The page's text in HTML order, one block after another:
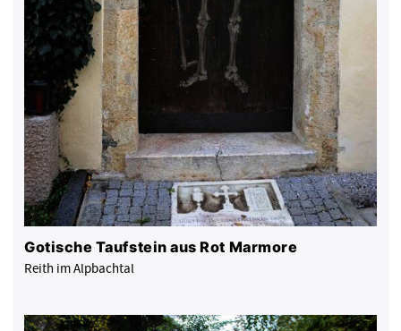
Gotische Taufstein aus Rot Marmore
Reith im Alpbachtal